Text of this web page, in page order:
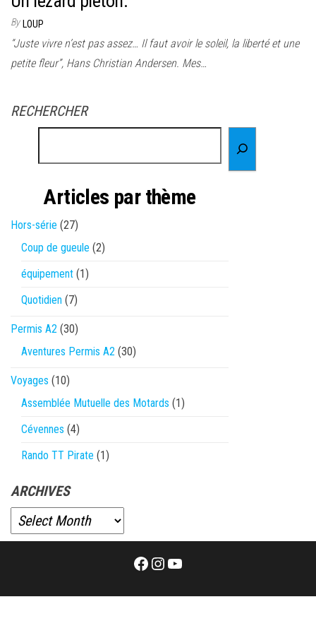
By LOUP
“Juste vivre n’est pas assez… Il faut avoir le soleil, la liberté et une
petite fleur”, Hans Christian Andersen. Mes…
RECHERCHER
Articles par thème
Hors-série (27)
Coup de gueule (2)
équipement (1)
Quotidien (7)
Permis A2 (30)
Aventures Permis A2 (30)
Voyages (10)
Assemblée Mutuelle des Motards (1)
Cévennes (4)
Rando TT Pirate (1)
ARCHIVES
Facebook
Instagram
YouTube